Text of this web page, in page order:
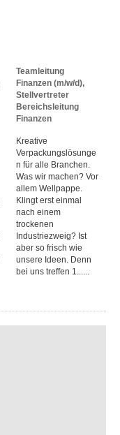
Teamleitung
Finanzen (m/w/d),
Stellvertreter
Bereichsleitung
Finanzen
Kreative
Verpackungslösunge
n für alle Branchen.
Was wir machen? Vor
allem Wellpappe.
Klingt erst einmal
nach einem
trockenen
Industriezweig? Ist
aber so frisch wie
unsere Ideen. Denn
bei uns treffen 1......